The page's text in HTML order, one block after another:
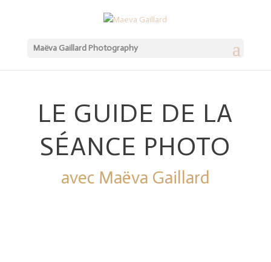
Maëva Gaillard Photography
LE GUIDE DE LA
SÉANCE PHOTO
avec Maëva Gaillard